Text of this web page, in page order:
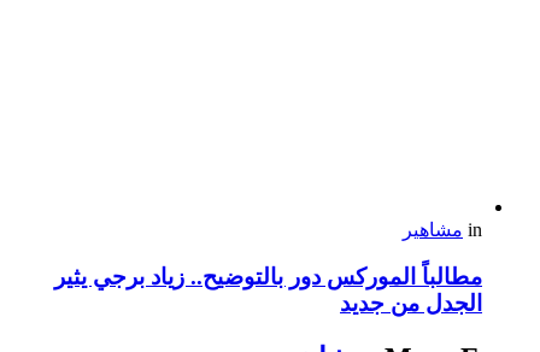
in مشاهير
مطالباً الموركس دور بالتوضيح.. زياد برجي يثير
الجدل من جديد